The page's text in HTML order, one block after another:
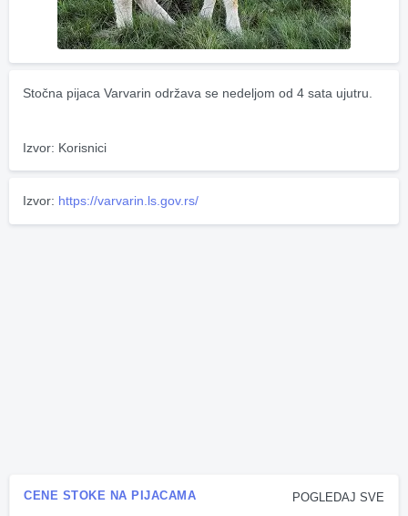
Stočna pijaca Varvarin održava se nedeljom od 4 sata ujutru.
Izvor: Korisnici
Izvor: https://varvarin.ls.gov.rs/
POGLEDAJ SVE
CENE STOKE NA PIJACAMA